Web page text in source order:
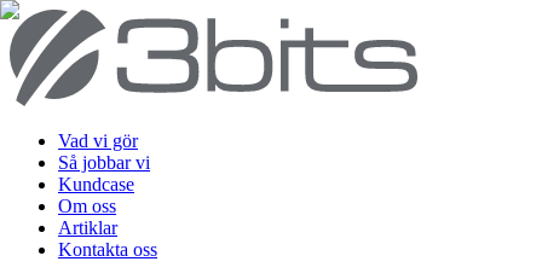
Vad vi gör
Så jobbar vi
Kundcase
Om oss
Artiklar
Kontakta oss